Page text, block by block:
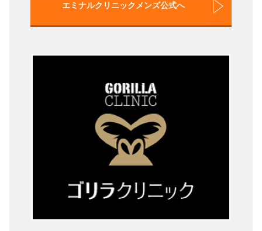
エミナルクリニックメンズ公式へ